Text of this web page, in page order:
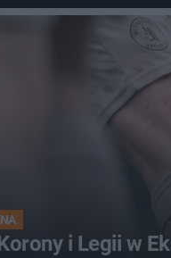
i Legii w